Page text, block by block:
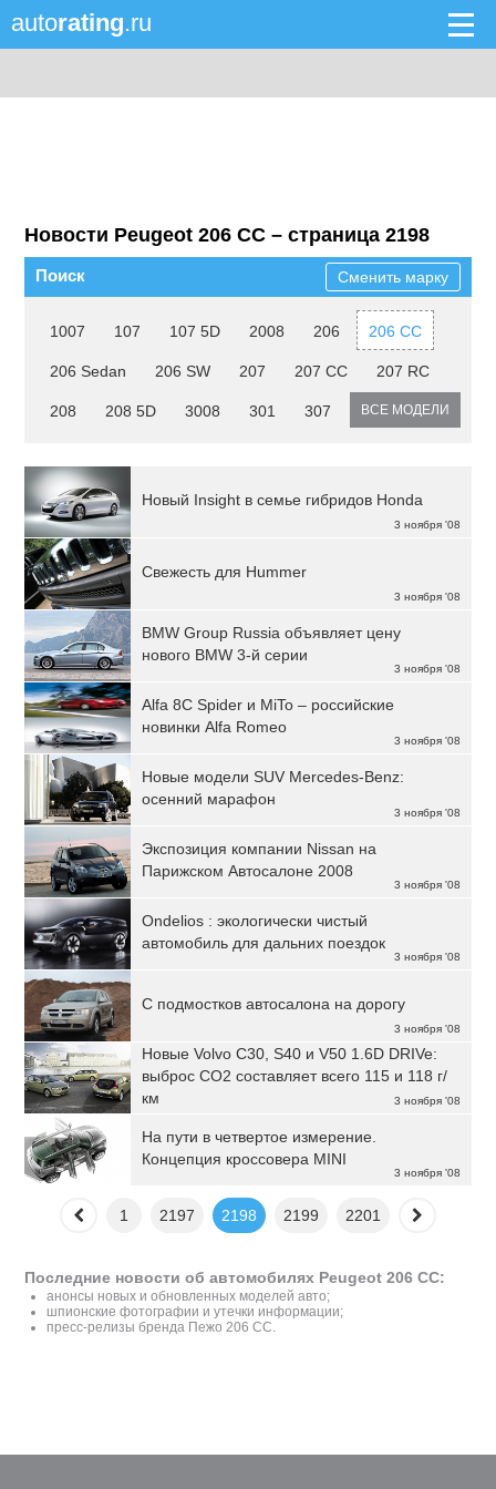
autorating.ru
Новости Peugeot 206 CC – страница 2198
Поиск Сменить марку
1007 107 107 5D 2008 206 206 CC
206 Sedan 206 SW 207 207 CC 207 RC
208 208 5D 3008 301 307 ВСЕ МОДЕЛИ
3 ноября '08
Новый Insight в семье гибридов Honda
3 ноября '08
Свежесть для Hummer
3 ноября '08
BMW Group Russia объявляет цену
нового BMW 3-й серии
3 ноября '08
Alfa 8C Spider и MiTo – российские
новинки Alfa Romeo
3 ноября '08
Новые модели SUV Mercedes-Benz:
осенний марафон
3 ноября '08
Экспозиция компании Nissan на
Парижском Автосалоне 2008
3 ноября '08
Ondelios : экологически чистый
автомобиль для дальних поездок
3 ноября '08
C подмостков автосалона на дорогу
3 ноября '08
Новые Volvo C30, S40 и V50 1.6D DRIVe:
выброс CO2 составляет всего 115 и 118 г/
км
3 ноября '08
На пути в четвертое измерение.
Концепция кроссовера MINI
1 2197 2198 2199 2201
Последние новости об автомобилях Peugeot 206 CC:
анонсы новых и обновленных моделей авто;
шпионские фотографии и утечки информации;
пресс-релизы бренда Пежо 206 CC.